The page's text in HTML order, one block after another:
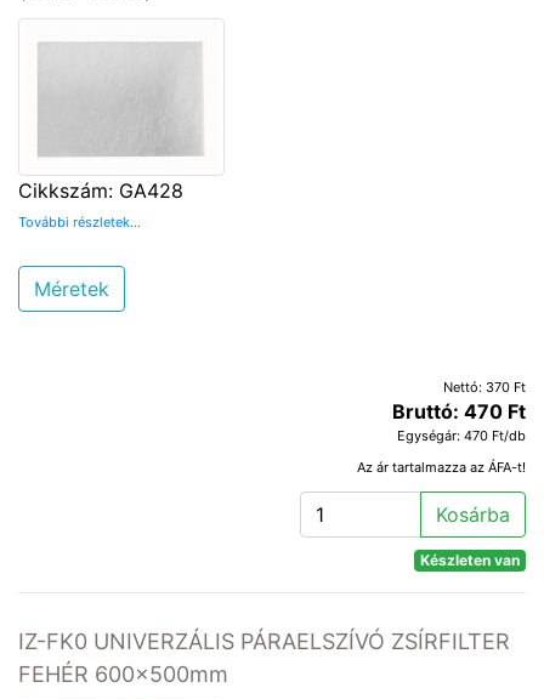
Cikkszám: GA428
További részletek...
Méretek
Nettó: 370 Ft
Bruttó: 470 Ft
Egységár: 470 Ft/db
Az ár tartalmazza az ÁFA-t!
Kosárba
Készleten van
IZ-FK0 UNIVERZÁLIS PÁRAELSZÍVÓ ZSÍRFILTER
FEHÉR 600x500mm